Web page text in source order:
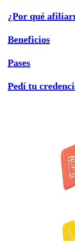
¿Por qué
Beneficios
Pases
Pedí tu